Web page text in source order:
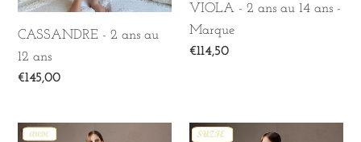
CASSANDRE - 2 ans au
12 ans
Prix
€145,00
Marque
VIOLA - 2 ans au 14 ans -
Marque
Prix
€114,50
AUDE
SUZIE